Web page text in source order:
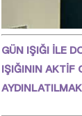
GÜN IŞIĞI İLE
IŞIĞININ AKTİF